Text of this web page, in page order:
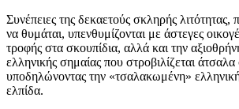
Συνέπειες της δεκαετούς σκληρής λιτότητας,
να θυμάται, υπενθυμίζονται με άστεγες
τροφής στα σκουπίδια, αλλά και την
ελληνικής σημαίας που στροβιλίζεται
υποδηλώνοντας την «τσαλακωμένη»
ελπίδα.